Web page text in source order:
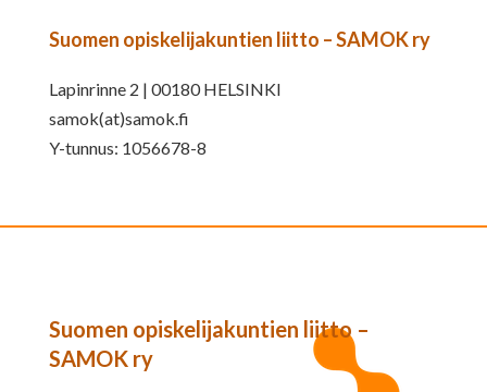
Suomen opiskelijakuntien liitto – SAMOK ry
Lapinrinne 2 | 00180 HELSINKI
samok(at)samok.fi
Y-tunnus: 1056678-8
Suomen opiskelijakuntien liitto –
SAMOK ry